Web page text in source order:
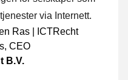
via Internett.
, CEO
B.V.